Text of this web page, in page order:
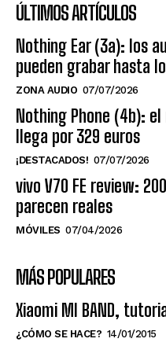
ÚLTIMOS ARTÍCULOS
Nothing Ear (3a): los
pueden grabar hasta
ZONA AUDIO 07/07/2026
Nothing Phone (4b):
llega por 329 euros
¡DESTACADOS! 07/07/2026
vivo V70 FE review:
parecen reales
MÓVILES 07/04/2026
MÁS POPULARES
Xiaomi MI BAND,
¿CÓMO SE HACE? 14/01/2015